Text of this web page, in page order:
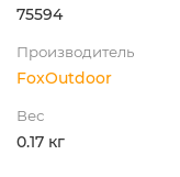
75594
Производитель
FoxOutdoor
Вес
0.17 кг